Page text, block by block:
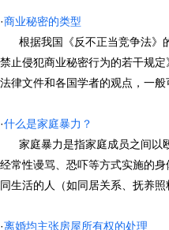
·商业秘密的类型
根据我国《反不正当竞争法》
禁止侵犯商业秘密行为的若干规
法律文件和各国学者的观点，一
·什么是家庭暴力？
家庭暴力是指家庭成员之间以
经常性谩骂、恐吓等方式实施的
同生活的人（如同居关系、抚养
·离婚均主张房屋所有权的处理